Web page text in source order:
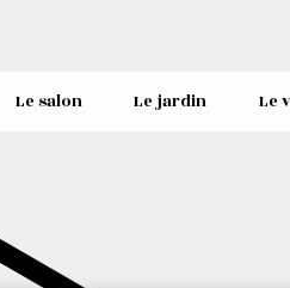
Le salon Le jardin Le